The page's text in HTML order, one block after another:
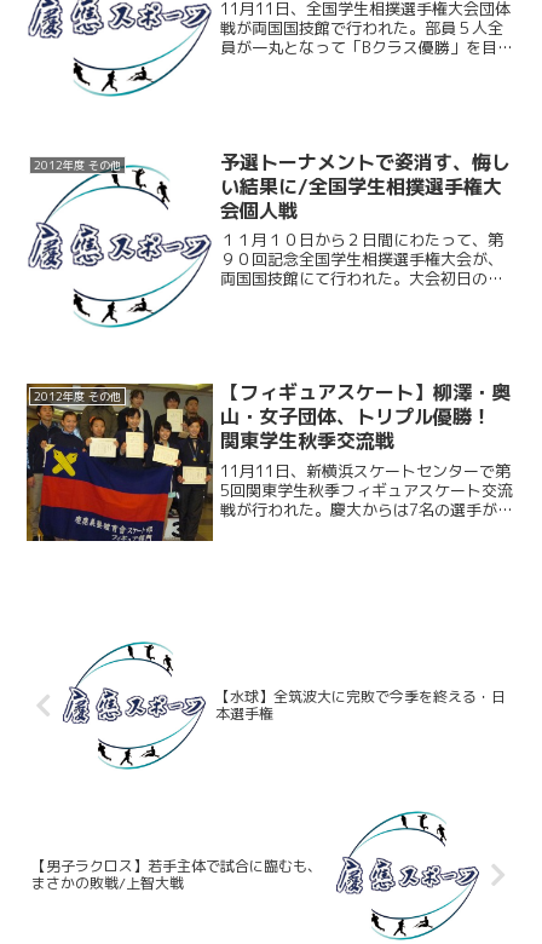
11月11日、全国学生相撲選手権大会団体
戦が両国国技館で行われた。部員５人全
員が一丸となって「Bクラス優勝」を目指
2012年度 その他
予選トーナメントで姿消す、悔し
い結果に/全国学生相撲選手権大
会個人戦
１１月１０日から２日間にわたって、第
９０回記念全国学生相撲選手権大会が、
両国国技館にて行われた。大会初日の個
2012年度 その他
【フィギュアスケート】柳澤・奥
山・女子団体、トリプル優勝！
関東学生秋季交流戦
11月11日、新横浜スケートセンターで第
5回関東学生秋季フィギュアスケート交流
戦が行われた。慶大からは7名の選手が出
【水球】全筑波大に完敗で今季を終える・日
本選手権
【男子ラクロス】若手主体で試合に臨むも、
まさかの敗戦/上智大戦